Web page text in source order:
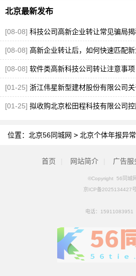
北京最新发布
[08-08] 科技公司高新企业转让常见骗局
潜规则[图]
[08-08] 高新企业转让后，如何快速匹配
化[图]
[08-08] 软件类高新科技公司转让注意事
点[图]
[01-25] 浙江伟星新型建材股份有限公司
公司控股权的公告
[01-25] 拟收购北京松田程科技有限公司
位置： 北京56同城网 > 北京个体年报异
首页 网站简介 广告服
©Copyright 56同城网
京ICP备2025134427
电话： 15911083951